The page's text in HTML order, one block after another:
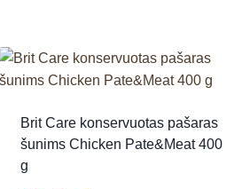
Brit Care konservuotas pašaras
šunims Chicken Pate&Meat 400
g